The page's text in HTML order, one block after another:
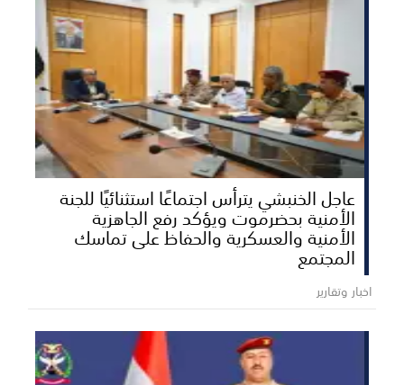
عاجل الخنبشي يترأس اجتماعًا استثنائيًا للجنة
الأمنية بحضرموت ويؤكد رفع الجاهزية
الأمنية والعسكرية والحفاظ على تماسك
المجتمع
اخبار وتقارير